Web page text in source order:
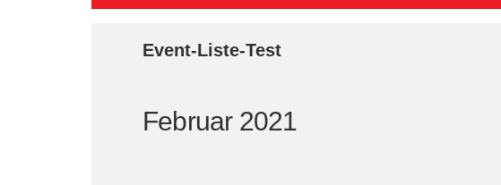
Event-Liste-Test
Februar 2021